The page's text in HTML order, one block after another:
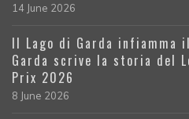
14 June 2026
Il Lago di Garda infiamma
Garda scrive la storia del
Prix 2026
8 June 2026